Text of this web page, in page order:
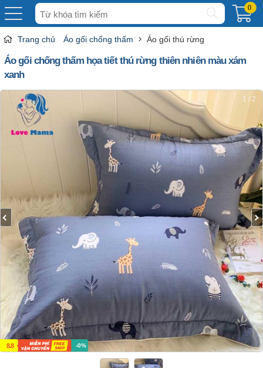
Tìm
kiếm
0
Trang chủ Áo gối chống thấm Áo gối thú rừng
Áo gối chống thấm họa tiết thú rừng thiên nhiên màu xám
xanh
1 / 2
8.8 -0%